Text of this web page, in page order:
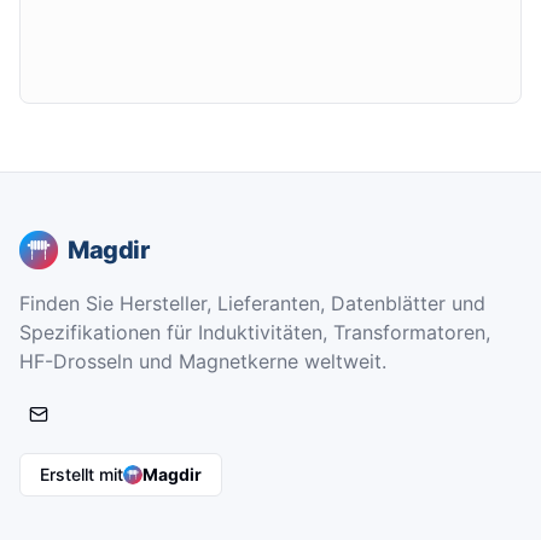
Magdir
Finden Sie Hersteller, Lieferanten, Datenblätter und
Spezifikationen für Induktivitäten, Transformatoren,
HF-Drosseln und Magnetkerne weltweit.
Erstellt mit Magdir